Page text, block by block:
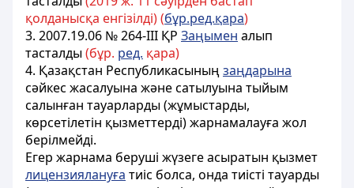
қолданысқа енгізілді) (бұр.ред.қара)
3. 2007.19.06 № 264-III ҚР Заңымен алып
тасталды(бұр. ред. қара)
4. Қазақстан Республикасыныңзаңдарына
сәйкес жасалуына және сатылуына тыйым
салынған тауарларды (жұмыстарды,
көрсетiлетiн қызметтердi) жарнамалауға жол
берiлмейдi.
Егер жарнама берушi жүзеге асыратын қызмет
лицензиялануға тиiс болса, онда тиiстi тауарды